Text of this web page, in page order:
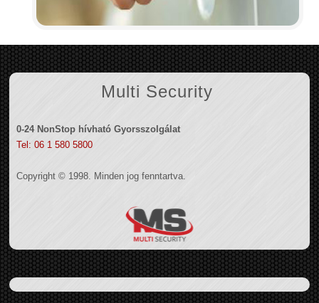
Multi Security
0-24 NonStop hívható Gyorsszolgálat
Tel: 06 1 580 5800
Copyright © 1998. Minden jog fenntartva.